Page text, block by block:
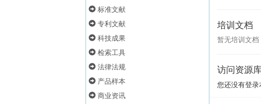
标准文献
专利文献
科技成果
检索工具
法律法规
产品样本
商业资讯
培训文档
暂无培训文档
访问资源
您还没有登